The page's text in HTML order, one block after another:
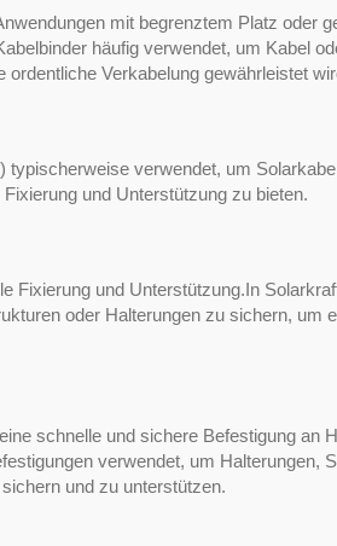
mit begrenztem Platz oder
häufig verwendet, um Kabel
Verkabelung gewährleistet
verwendet, um
und Unterstützung zu bieten.
Fixierung und Unterstützung.In
oder Halterungen zu sichern, um
schnelle und sichere Befestigung an
verwendet, um Halterungen,
und zu unterstützen.